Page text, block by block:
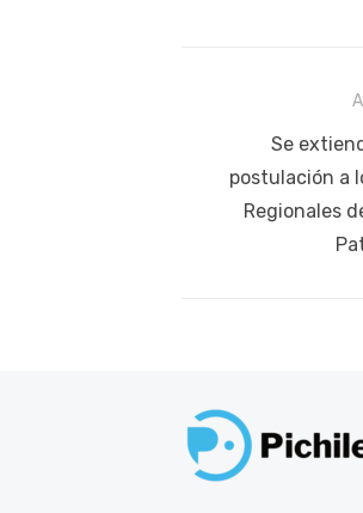
entradas
Publicación
anterior:
Se
postulación a
Regionales